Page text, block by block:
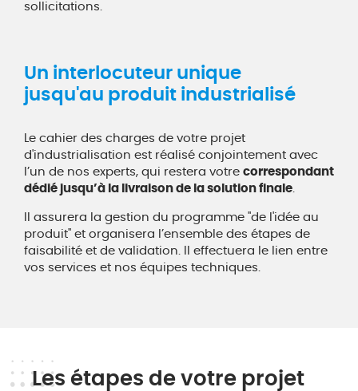
sollicitations.
Un interlocuteur unique
jusqu'au produit industrialisé
Le cahier des charges de votre projet
d'industrialisation est réalisé conjointement avec
l’un de nos experts, qui restera votre correspondant
dédié jusqu’à la livraison de la solution finale.
Il assurera la gestion du programme "de l'idée au
produit" et organisera l’ensemble des étapes de
faisabilité et de validation. Il effectuera le lien entre
vos services et nos équipes techniques.
Les étapes de votre projet